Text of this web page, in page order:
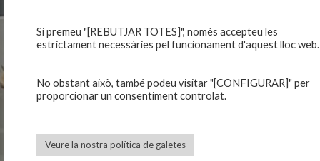
Si premeu "[REBUTJAR TOTES]", només accepteu les
estrictament necessàries pel funcionament d'aquest lloc web.
No obstant això, també podeu visitar "[CONFIGURAR]" per
proporcionar un consentiment controlat.
Veure la nostra política de galetes